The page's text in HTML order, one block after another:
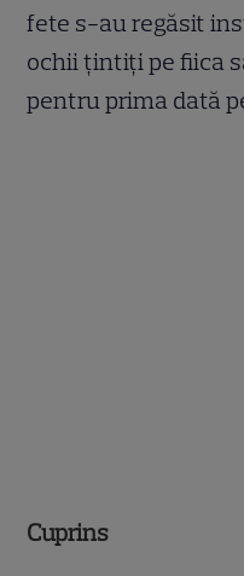
fete s-au regăsit
ochii țintiți pe fiica
pentru prima dată
Cuprins